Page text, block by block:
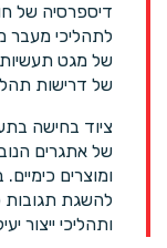
דיספרסיה של
לתהליכי
של מגט
של דרישות
ציוד בחישה
של אתגרים
ומוצרים
להשגת תגובות
ותהליכי ייצור